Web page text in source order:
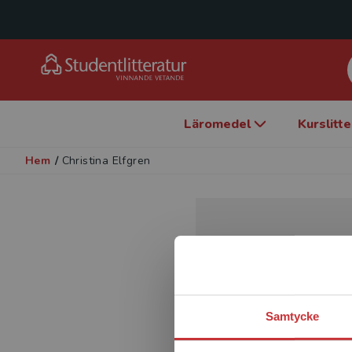
Samtycke
Läromedel
Hem / Christina Elfgren